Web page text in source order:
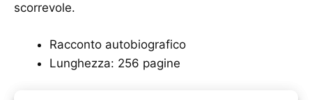
scorrevole.
Racconto autobiografico
Lunghezza: 256 pagine